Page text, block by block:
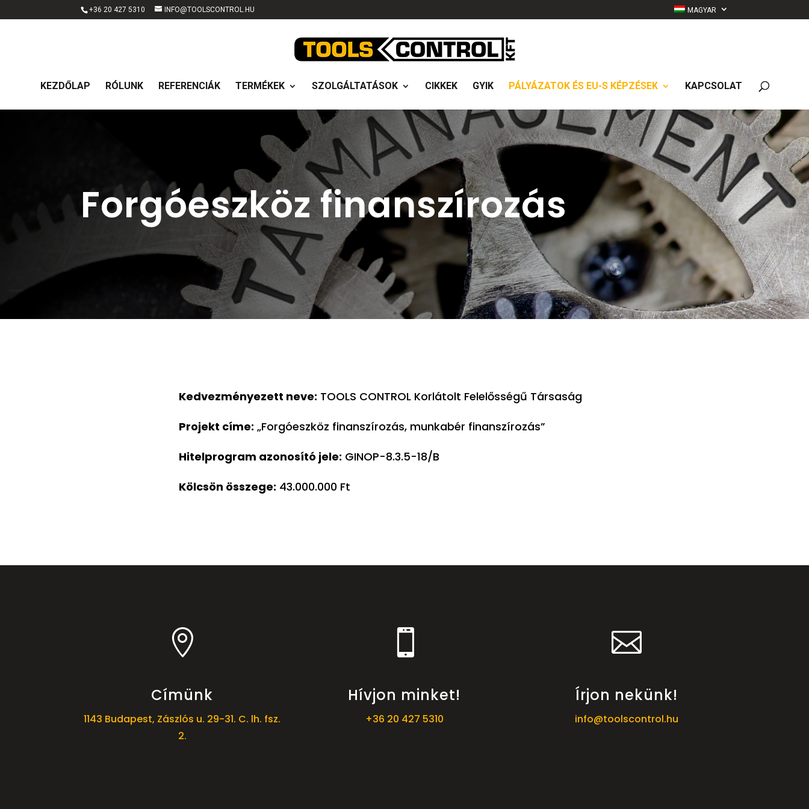
+36 20 427 5310 INFO@TOOLSCONTROL.HU MAGYAR
KEZDŐLAP RÓLUNK REFERENCIÁK TERMÉKEK SZOLGÁLTATÁSOK CIKKEK GYIK PÁLYÁZATOK ÉS EU-S KÉPZÉSEK KAPCSOLAT
Forgóeszköz finanszírozás
Kedvezményezett neve: TOOLS CONTROL Korlátolt Felelősségű Társaság
Projekt címe: „Forgóeszköz finanszírozás, munkabér finanszírozás”
Hitelprogram azonosító jele: GINOP-8.3.5-18/B
Kölcsön összege: 43.000.000 Ft

Címünk
1143 Budapest, Zászlós u. 29-31. C. lh. fsz.
2.

Hívjon minket!
+36 20 427 5310

Írjon nekünk!
info@toolscontrol.hu